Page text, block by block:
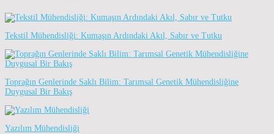
Tekstil Mühendisliği: Kumaşın Ardındaki Akıl, Sabır ve Tutku
Toprağın Genlerinde Saklı Bilim: Tarımsal Genetik Mühendisliğine
Duygusal Bir Bakış
Yazılım Mühendisliği